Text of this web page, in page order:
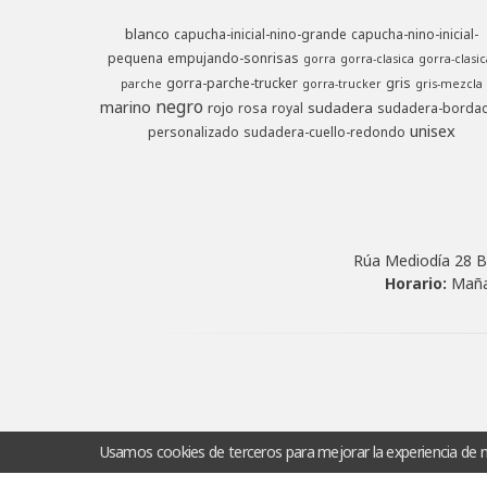
blanco capucha-inicial-nino-grande capucha-nino-inicial-
pequena empujando-sonrisas gorra gorra-clasica gorra-
parche gorra-parche-trucker gorra-trucker gris gris-mezcla
marino negro rojo rosa royal sudadera sudadera-
personalizado sudadera-cuello-redondo unisex
Rúa Mediodía 28
Horario:
Usamos cookies de terceros para mejorar la experiencia